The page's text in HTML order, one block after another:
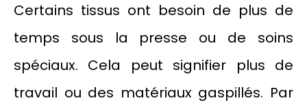
Certains tissus ont besoin de plus de
temps sous la presse ou de soins
spéciaux. Cela peut signifier plus de
travail ou des matériaux gaspillés. Par